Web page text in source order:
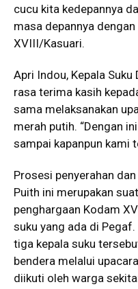
cucu kita kedepannya
masa depannya dengan
XVIII/Kasuari.
Apri Indou, Kepala
rasa terima kasih
sama melaksanakan
merah putih. “Dengan
sampai kapanpun kami
Prosesi penyerahan
Puith ini merupakan
penghargaan Kodam
suku yang ada di
tiga kepala suku
bendera melalui
diikuti oleh warga